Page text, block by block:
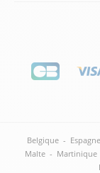
Belgique - Espagne
Malte - Martinique